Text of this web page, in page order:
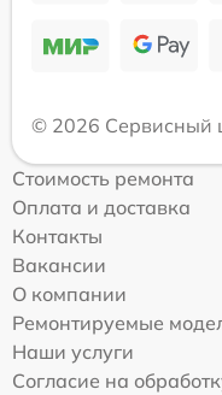
© 2026 Сервисный
Стоимость ремонта
Оплата и доставка
Контакты
Вакансии
О компании
Ремонтируемые
Наши услуги
Согласие на